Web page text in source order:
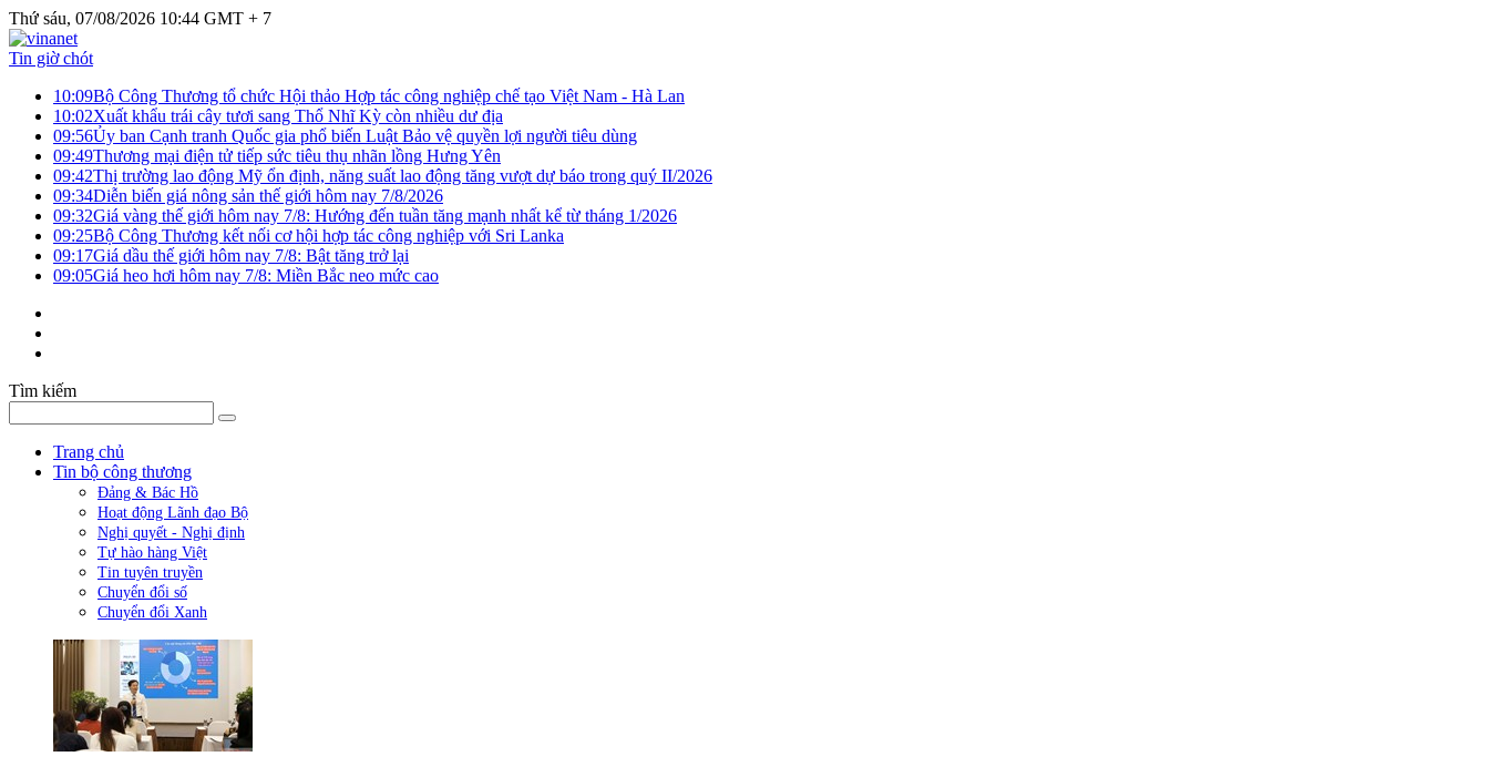
Thứ sáu, 07/08/2026 10:44 GMT + 7
Tin giờ chót
10:09Bộ Công Thương tổ chức Hội thảo Hợp tác công nghiệp chế tạo Việt Nam - Hà Lan
10:02Xuất khẩu trái cây tươi sang Thổ Nhĩ Kỳ còn nhiều dư địa
09:56Ủy ban Cạnh tranh Quốc gia phổ biến Luật Bảo vệ quyền lợi người tiêu dùng
09:49Thương mại điện tử tiếp sức tiêu thụ nhãn lồng Hưng Yên
09:42Thị trường lao động Mỹ ổn định, năng suất lao động tăng vượt dự báo trong quý II/2026
09:34Diễn biến giá nông sản thế giới hôm nay 7/8/2026
09:32Giá vàng thế giới hôm nay 7/8: Hướng đến tuần tăng mạnh nhất kể từ tháng 1/2026
09:25Bộ Công Thương kết nối cơ hội hợp tác công nghiệp với Sri Lanka
09:17Giá dầu thế giới hôm nay 7/8: Bật tăng trở lại
09:05Giá heo hơi hôm nay 7/8: Miền Bắc neo mức cao
Tìm kiếm
Trang chủ
Tin bộ công thương
Đảng & Bác Hồ
Hoạt động Lãnh đạo Bộ
Nghị quyết - Nghị định
Tự hào hàng Việt
Tin tuyên truyền
Chuyển đổi số
Chuyển đổi Xanh